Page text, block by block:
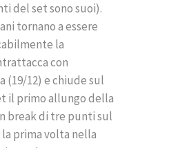
del set sono suoi).
tornano a essere
la
con
(19/12) e chiude sul
il primo allungo della
break di tre punti sul
prima volta nella